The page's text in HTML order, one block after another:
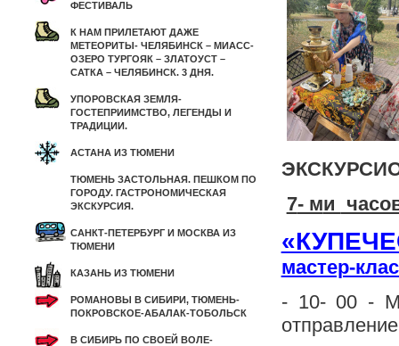
ФЕСТИВАЛЬ
К НАМ ПРИЛЕТАЮТ ДАЖЕ
МЕТЕОРИТЫ- ЧЕЛЯБИНСК – МИАСС-
ОЗЕРО ТУРГОЯК – ЗЛАТОУСТ –
САТКА – ЧЕЛЯБИНСК. 3 ДНЯ.
УПОРОВСКАЯ ЗЕМЛЯ-
ГОСТЕПРИИМСТВО, ЛЕГЕНДЫ И
ТРАДИЦИИ.
АСТАНА ИЗ ТЮМЕНИ
ТЮМЕНЬ ЗАСТОЛЬНАЯ. ПЕШКОМ ПО
ГОРОДУ. ГАСТРОНОМИЧЕСКАЯ
ЭКСКУРСИЯ.
САНКТ-ПЕТЕРБУРГ И МОСКВА ИЗ
ТЮМЕНИ
КАЗАНЬ ИЗ ТЮМЕНИ
РОМАНОВЫ В СИБИРИ, ТЮМЕНЬ-
ПОКРОВСКОЕ-АБАЛАК-ТОБОЛЬСК
В СИБИРЬ ПО СВОЕЙ ВОЛЕ-
7- ми
мастер-
- 10- 00 -